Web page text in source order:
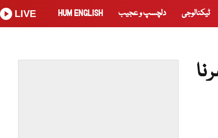
ٹیکنالوجی دلچسپ و عجیب HUM ENGLISH
LIVE